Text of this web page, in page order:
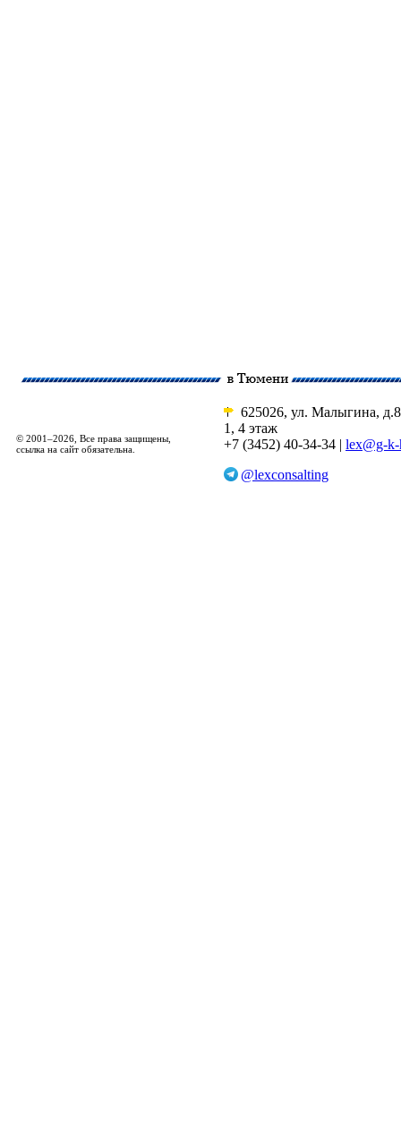
© 2001–2026, Все права защищены,
ссылка на сайт обязательна.
625026, ул. Малыгина,
1, 4 этаж
+7 (3452) 40-34-34 | lex@g-
@lexconsalting